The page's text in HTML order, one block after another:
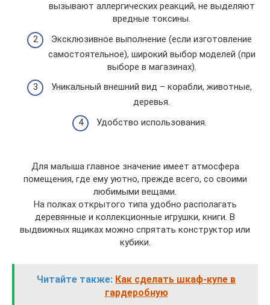
вызывают аллергических реакций, не выделяют
вредные токсины.
Эксклюзивное выполнение (если изготовление
самостоятельное), широкий выбор моделей (при
выборе в магазинах).
Уникальный внешний вид – корабли, животные,
деревья.
Удобство использования.
Для малыша главное значение имеет атмосфера
помещения, где ему уютно, прежде всего, со своими
любимыми вещами.
На полках открытого типа удобно располагать
деревянные и коллекционные игрушки, книги. В
выдвижных ящиках можно спрятать конструктор или
кубики.
Читайте также: Как сделать шкаф-купе в
гардеробную